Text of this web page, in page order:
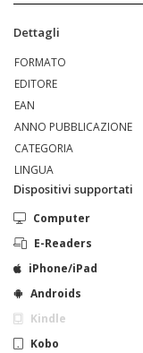
Dettagli
FORMATO
EDITORE
EAN
ANNO PUBBLICAZIONE
CATEGORIA
LINGUA
Dispositivi supportati
Computer
E-Readers
iPhone/iPad
Androids
Kindle
Kobo